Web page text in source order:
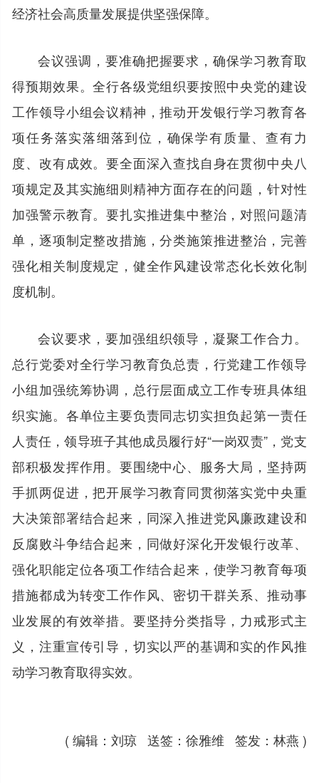
经济社会高质量发展提供坚强保障。
会议强调，要准确把握要求，确保学习教育取
得预期效果。全行各级党组织要按照中央党的建设
工作领导小组会议精神，推动开发银行学习教育各
项任务落实落细落到位，确保学有质量、查有力
度、改有成效。要全面深入查找自身在贯彻中央八
项规定及其实施细则精神方面存在的问题，针对性
加强警示教育。要扎实推进集中整治，对照问题清
单，逐项制定整改措施，分类施策推进整治，完善
强化相关制度规定，健全作风建设常态化长效化制
度机制。
会议要求，要加强组织领导，凝聚工作合力。
总行党委对全行学习教育负总责，行党建工作领导
小组加强统筹协调，总行层面成立工作专班具体组
织实施。各单位主要负责同志切实担负起第一责任
人责任，领导班子其他成员履行好“一岗双责”，党支
部积极发挥作用。要围绕中心、服务大局，坚持两
手抓两促进，把开展学习教育同贯彻落实党中央重
大决策部署结合起来，同深入推进党风廉政建设和
反腐败斗争结合起来，同做好深化开发银行改革、
强化职能定位各项工作结合起来，使学习教育每项
措施都成为转变工作作风、密切干群关系、推动事
业发展的有效举措。要坚持分类指导，力戒形式主
义，注重宣传引导，切实以严的基调和实的作风推
动学习教育取得实效。
( 编辑：刘琼 送签：徐雅维 签发：林燕 )